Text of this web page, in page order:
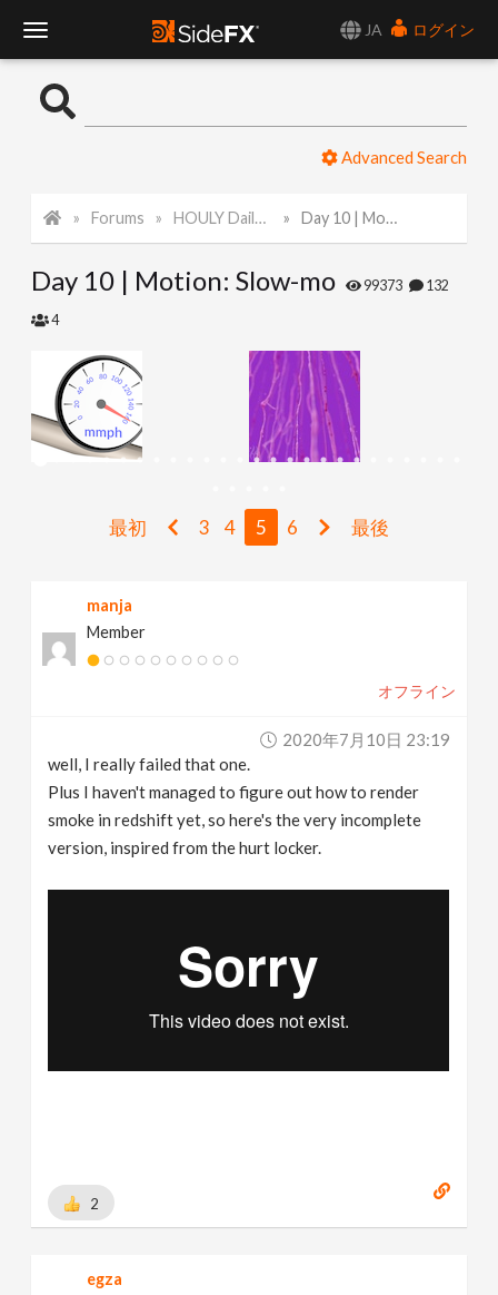
JA
ログイン
o
l
Advanced Search
Forums HOULY Daily Challenge Day 10 | Motion: Slow-mo
Day 10 | Motion: Slow-mo 99373 132
4
最初 3 4 5 6 最後
manja
Member
オフライン
2020年7月10日 23:19
well, I really failed that one.
Plus I haven't managed to figure out how to render
smoke in redshift yet, so here's the very incomplete
version, inspired from the hurt locker.
2
egza